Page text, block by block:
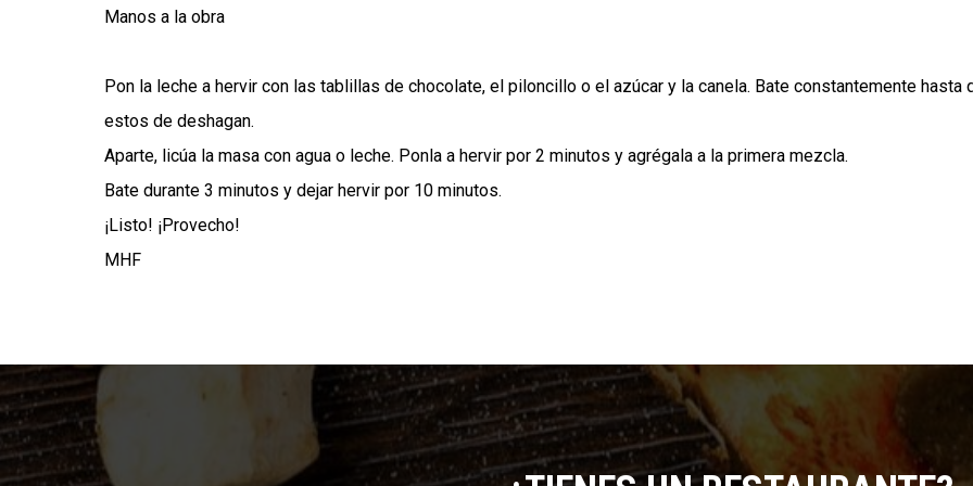
Manos a la obra
Pon la leche a hervir con las tablillas de chocolate, el piloncillo o el azúcar y la canela. Bate constantemente hasta
estos de deshagan.
Aparte, licúa la masa con agua o leche. Ponla a hervir por 2 minutos y agrégala a la primera mezcla.
Bate durante 3 minutos y dejar hervir por 10 minutos.
¡Listo! ¡Provecho!
MHF